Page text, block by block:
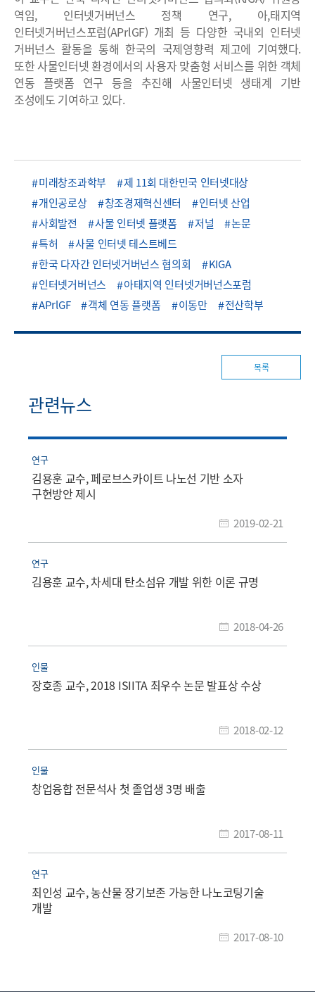
역임, 인터넷거버넌스 정책 연구, 아,태지역
인터넷거버넌스포럼(APrlGF) 개최 등 다양한 국내외 인터넷
거버넌스 활동을 통해 한국의 국제영향력 제고에 기여했다.
또한 사물인터넷 환경에서의 사용자 맞춤형 서비스를 위한 객체
연동 플랫폼 연구 등을 추진해 사물인터넷 생태계 기반
조성에도 기여하고 있다.
미래창조과학부
제 11회 대한민국 인터넷대상
개인공로상
창조경제혁신센터
인터넷 산업
사회발전
사물 인터넷 플랫폼 저널
논문
특허
사물 인터넷 테스트베드
한국 다자간 인터넷거버넌스 협의회
KIGA
인터넷거버넌스
아태지역 인터넷거버넌스포럼
APrlGF
객체 연동 플랫폼 이동만 전산학부
목록
관련뉴스
연구
김용훈 교수, 페로브스카이트 나노선 기반 소자
구현방안 제시
2019-02-21
연구
김용훈 교수, 차세대 탄소섬유 개발 위한 이론 규명
2018-04-26
인물
장호종 교수, 2018 ISIITA 최우수 논문 발표상 수상
2018-02-12
인물
창업융합 전문석사 첫 졸업생 3명 배출
2017-08-11
연구
최인성 교수, 농산물 장기보존 가능한 나노코팅기술
개발
2017-08-10